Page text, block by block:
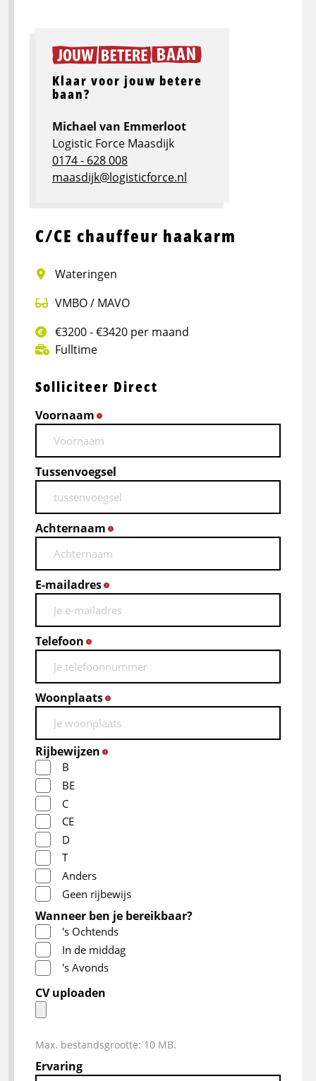
C/CE chauffeur haakarm
Wateringen
VMBO / MAVO
€3200 - €3420 per maand
Fulltime
Solliciteer Direct
Voornaam
Tussenvoegsel
Achternaam
E-mailadres
Telefoon
Woonplaats
Rijbewijzen
B
BE
C
CE
D
T
Anders
Geen rijbewijs
Wanneer ben je bereikbaar?
's Ochtends
In de middag
's Avonds
CV uploaden
Max. bestandsgrootte: 10 MB.
Ervaring
Klaar voor jouw betere
baan?
Michael van Emmerloot
Logistic Force Maasdijk
0174 - 628 008
maasdijk@logisticforce.nl